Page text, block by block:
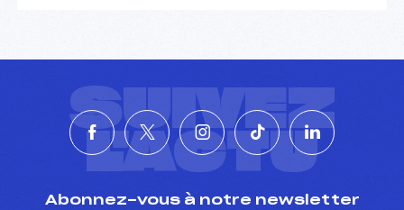
SUIVEZ
L'ACTU
Abonnez-vous à notre newsletter